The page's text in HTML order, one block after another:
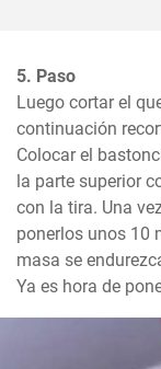
5. Paso
Luego cortar el
continuación
Colocar el
la parte superior
con la tira. Una
ponerlos unos 10
masa se
Ya es hora de